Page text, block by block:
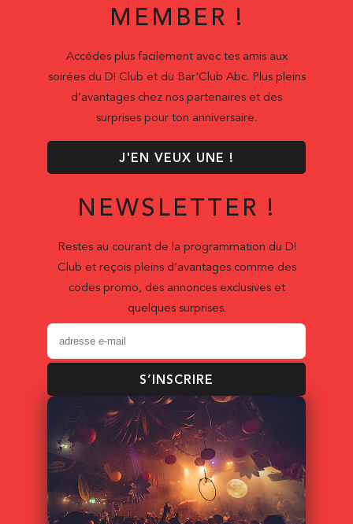
MEMBER !
Accédes plus facilement avec tes amis aux
soirées du D! Club et du Bar'Club Abc. Plus pleins
d’avantages chez nos partenaires et des
surprises pour ton anniversaire.
J'EN VEUX UNE !
NEWSLETTER !
Restes au courant de la programmation du D!
Club et reçois pleins d’avantages comme des
codes promo, des annonces exclusives et
quelques surprises.
S’INSCRIRE